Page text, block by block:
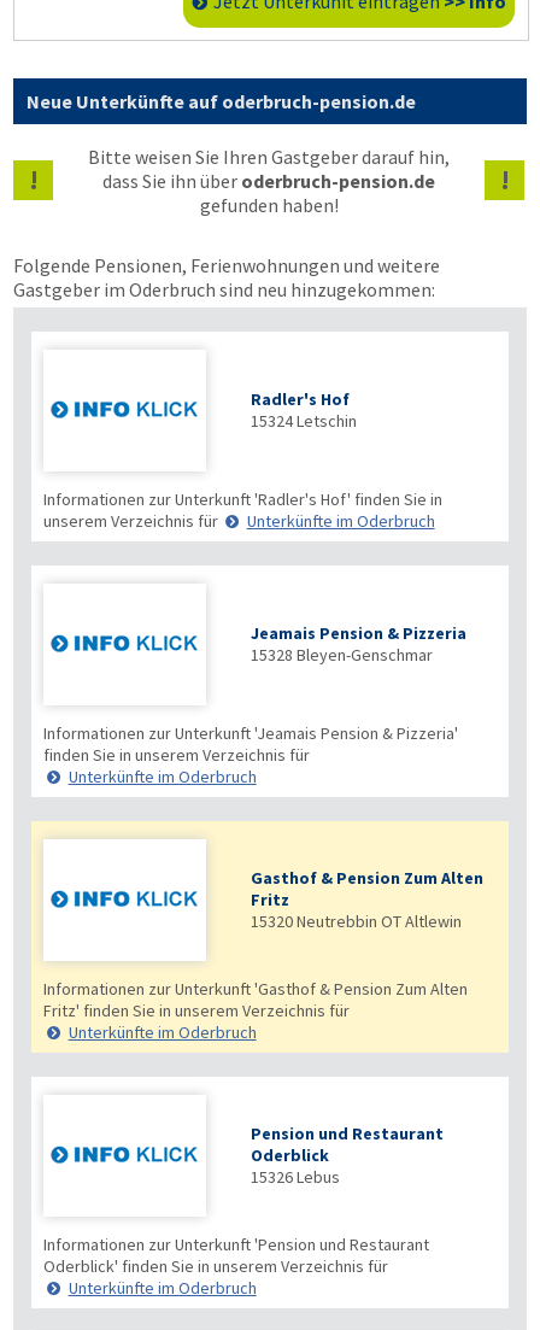
Neue Unterkünfte auf oderbruch-pension.de
!
Bitte weisen Sie Ihren Gastgeber darauf hin,
dass Sie ihn über oderbruch-pension.de
gefunden haben!
!
Folgende Pensionen, Ferienwohnungen und weitere
Gastgeber im Oderbruch sind neu hinzugekommen:
Radler's Hof
15324Letschin
Informationen zur Unterkunft 'Radler's Hof' finden Sie in
unserem Verzeichnis für
Unterkünfte im Oderbruch
Jeamais Pension & Pizzeria
15328 Bleyen-Genschmar
Informationen zur Unterkunft 'Jeamais Pension & Pizzeria'
finden Sie in unserem Verzeichnis für
Unterkünfte im Oderbruch
Gasthof & Pension Zum Alten
Fritz
15320Neutrebbin OT Altlewin
Informationen zur Unterkunft 'Gasthof & Pension Zum Alten
Fritz' finden Sie in unserem Verzeichnis für
Unterkünfte im Oderbruch
Pension und Restaurant
Oderblick
15326Lebus
Informationen zur Unterkunft 'Pension und Restaurant
Oderblick' finden Sie in unserem Verzeichnis für
Unterkünfte im Oderbruch